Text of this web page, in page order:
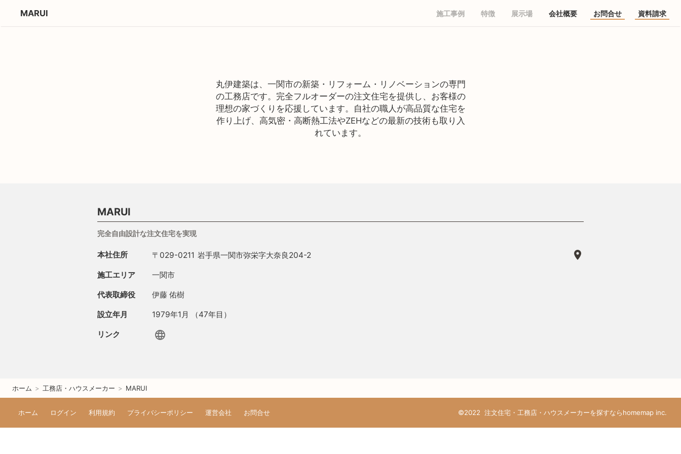
MARUI 施工事例 特徴 展示場 会社概要 お問合せ 資料請求
丸伊建築は、一関市の新築・リフォーム・リノベーションの専門
の工務店です。完全フルオーダーの注文住宅を提供し、お客様の
理想の家づくりを応援しています。自社の職人が高品質な住宅を
作り上げ、高気密・高断熱工法やZEHなどの最新の技術も取り入
れています。
MARUI
完全自由設計な注文住宅を実現
本社住所 〒029-0211 岩手県一関市弥栄字大奈良204-2
施工エリア 一関市
代表取締役 伊藤 佑樹
設立年月 1979年1月 （47年目）
リンク
ホーム > 工務店・ハウスメーカー > MARUI
ホーム ログイン 利用規約 プライバシーポリシー 運営会社 お問合せ ©2022 注文住宅・工務店・ハウスメーカーを探すならhomemap inc.